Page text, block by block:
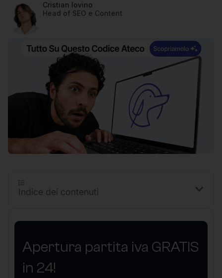
Cristian Iovino
Head of SEO e Content
Apertura partita iva GRATIS
in 24!
Indice dei contenuti